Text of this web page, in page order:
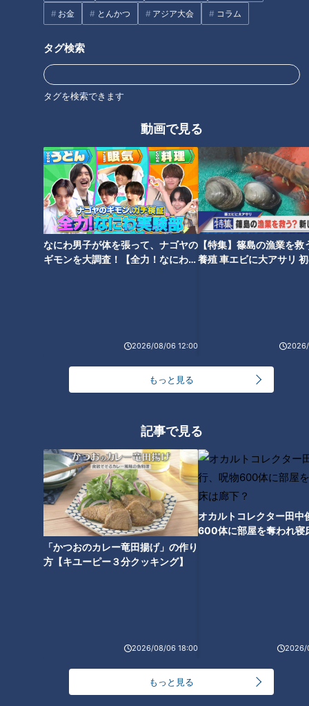
お金 とんかつ アジア大会 コラム
タグ検索
タグを検索できます
動画で見る
なにわ男子が体を張って、ナゴヤの
ギモンを大調査！【全力！なにわ実
2026/08/06 12:00
【特集】篠島の漁業を救
養殖 車エビに大アサリ
もっと見る
記事で見る
「かつおのカレー竜田揚げ」の作り
方【キユーピー３分クッキング】
2026/08/06 18:00
オカルトコレクター田中
600体に部屋を奪われ寝
2026/
もっと見る
オススメ関連コンテンツ
おにぎりやパンが食べ放題！？
岐阜県エリアの安い＆美味しい
人気のモーニング３店を紹介！
おにぎりやパンが食べ放題！？
デララバ史上最も安い「300
円」のモーニングに太田驚愕 岐
阜県の激安モーニングを調査
驚きの「エビフライメニュー」
気の秘密とは？最新人気ランキ
星野監督が大好きだった独自メ
ニューも！？ ドラゴンズファン
の聖地「ピカイチ」！ 有名人も
訪れる町中華の魅力とは
ランキング